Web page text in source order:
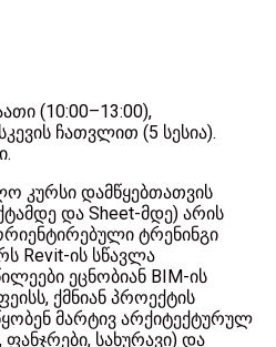
(10:00–13:00),
ჩათვლით (5 სესია).
კურსი დამწყებთათვის
და Sheet-მდე) არის
ტრენინგი
Revit-ის სწავლა
ეცნობიან BIM-ის
ქმნიან პროექტის
მარტივ არქიტექტურულ
სახურავი) და